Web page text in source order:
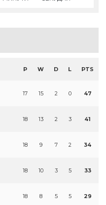
P W D L PTS
17 15 2 0 47
18 13 2 3 41
18 9 7 2 34
18 10 3 5 33
18 8 5 5 29